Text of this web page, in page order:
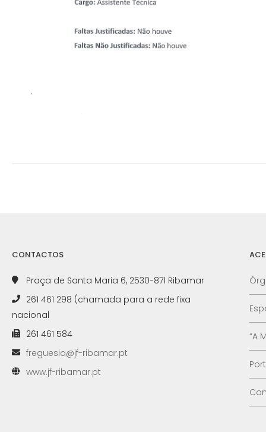
CONTACTOS
Praça de Santa Maria 6, 2530-871 Ribamar
261 461 298 (chamada para a rede fixa
nacional
261 461 584
freguesia@jf-ribamar.pt
www.jf-ribamar.pt
“A